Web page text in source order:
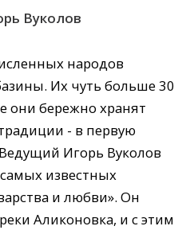
Вуколов
народов
Их чуть больше 30
они бережно хранят
- в первую
Игорь Вуколов
известных
и любви». Он
Аликоновка, и с этим